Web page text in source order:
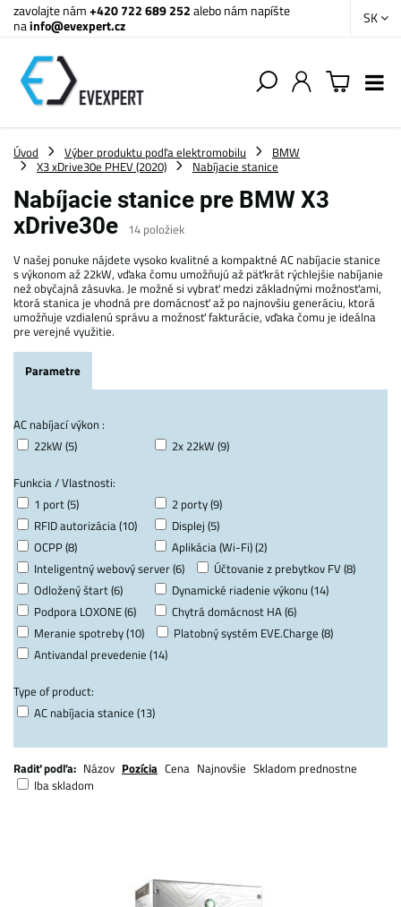
zavolajte nám+420 722 689 252alebo nám napíšte
nainfo@evexpert.cz SK
Úvod Výber produktu podľa elektromobilu
BMW
X3 xDrive30e PHEV (2020)
Nabíjacie stanice
Nabíjacie stanice pre BMW X3
xDrive30e 14 položiek
V našej ponuke nájdete vysoko kvalitné a kompaktné AC nabíjacie stanice
s výkonom až 22kW, vďaka čomu umožňujú až päťkrát rýchlejšie nabíjanie
než obyčajná zásuvka. Je možné si vybrať medzi základnými možnosťami,
ktorá stanica je vhodná pre domácnosť až po najnovšiu generáciu, ktorá
umožňuje vzdialenú správu a možnosť fakturácie, vďaka čomu je ideálna
pre verejné využitie.
Parametre
AC nabíjací výkon :
22kW (5)
2x 22kW (9)
Funkcia / Vlastnosti:
1 port (5)
2 porty (9)
RFID autorizácia (10)
Displej (5)
OCPP (8)
Aplikácia (Wi-Fi) (2)
Inteligentný webový server (6)
Účtovanie z prebytkov FV (8)
Odložený štart (6)
Dynamické riadenie výkonu (14)
Podpora LOXONE (6)
Chytrá domácnost HA (6)
Meranie spotreby (10)
Platobný systém EVE.Charge (8)
Antivandal prevedenie (14)
Type of product:
AC nabíjacia stanice (13)
Radiť podľa: Názov Pozícia Cena Najnovšie Skladom prednostne
Iba skladom